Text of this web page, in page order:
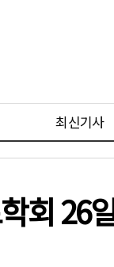
최신기사
회 26